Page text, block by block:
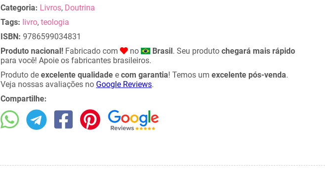
Categoria: Livros, Doutrina
Tags: livro, teologia
ISBN: 9786599034831
Produto nacional! Fabricado com no Brasil. Seu produto chegará mais rápido
para você! Apoie os fabricantes brasileiros.
Produto de excelente qualidade e com garantia! Temos um excelente pós-venda.
Veja nossas avaliações no Google Reviews.
Compartilhe: